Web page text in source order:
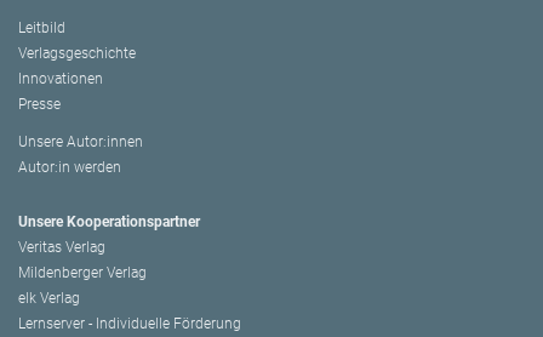
Leitbild
Verlagsgeschichte
Innovationen
Presse
Unsere Autor:innen
Autor:in werden
Unsere Kooperationspartner
Veritas Verlag
Mildenberger Verlag
elk Verlag
Lernserver - Individuelle Förderung